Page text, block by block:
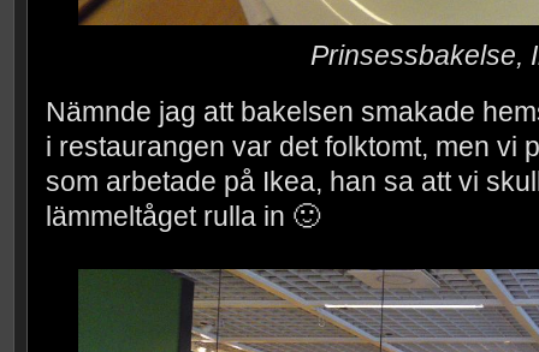
Prinsessbakelse,
Nämnde jag att bakelsen smakade
i restaurangen var det folktomt, men vi
som arbetade på Ikea, han sa att vi
lämmeltåget rulla in 🙂